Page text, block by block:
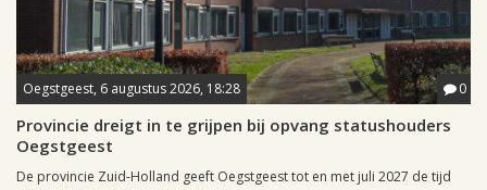
Oegstgeest, 6 augustus 2026, 18:28 0
Provincie dreigt in te grijpen bij opvang statushouders
Oegstgeest
De provincie Zuid-Holland geeft Oegstgeest tot en met juli 2027 de tijd